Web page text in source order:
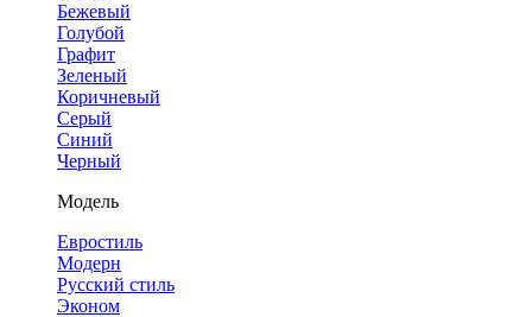
Бежевый
Голубой
Графит
Зеленый
Коричневый
Серый
Синий
Черный
Модель
Евростиль
Модерн
Русский стиль
Эконом